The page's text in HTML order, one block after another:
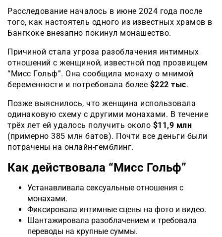
Расследование началось в июне 2024 года после
того, как настоятель одного из известных храмов в
Бангкоке внезапно покинул монашество.
Причиной стала угроза разоблачения интимных
отношений с женщиной, известной под прозвищем
“Мисс Гольф”. Она сообщила монаху о мнимой
беременности и потребовала более $222 тыс.
Позже выяснилось, что женщина использовала
одинаковую схему с другими монахами. В течение
трёх лет ей удалось получить около $11,9 млн
(примерно 385 млн батов). Почти все деньги были
потрачены на онлайн-гемблинг.
Как действовала “Мисс Гольф”
Устанавливала сексуальные отношения с
монахами.
Фиксировала интимные сцены на фото и видео.
Шантажировала разоблачением и требовала
переводы на крупные суммы.